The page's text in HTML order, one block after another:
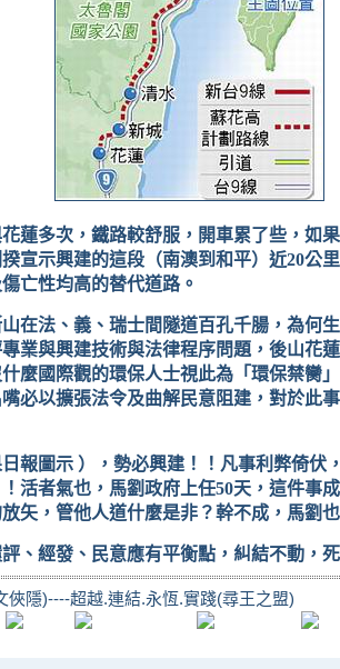
蓮多次，鐵路較舒服，開車累了些，如
宣示興建的這段（南澳到和平）近20公
亡性均高的替代道路。
在法、義、瑞士間隧道百孔千腸，為何
業與興建技術與法律程序問題，後山花
麼國際觀的環保人士視此為「環保禁臠
必以擴張法令及曲解民意阻建，對於此
報圖示 ），勢必興建！！凡事利弊倚伏
活者氣也，馬劉政府上任50天，這件事
矢，管他人道什麼是非？幹不成，馬劉
、經發、民意應有平衡點，糾結不動，死
俠隱)----超越.連結.永恆.實踐(尋王之盟)